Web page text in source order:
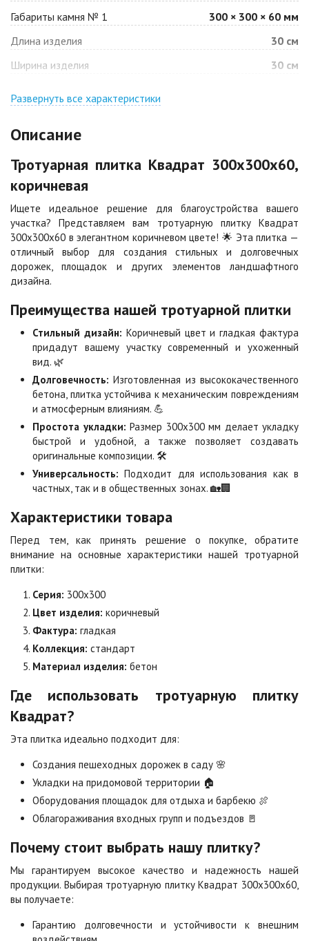
Барселона
Цена по запросу
Белая
Цена по запросу
Цена по запросу
Цена по запросу Цена по запросу
Каир
Цена по запросу
Кармен
Цена по запросу
Клинкер Конго
Коричневая
Цена по запросу
Красная
Цена по запросу
Листопад
Цена по запросу
Меланж
Мокко
Цена по запросу
Оранжевая
Цена по запросу
Цена по запросу
Сахара
Цена по запросу
Серо-белая
Цена по запросу
Сомон
Цена по запросу
Степь
Цена по запросу
Стоун Хаски
Черная
Цена по запросу
Черно-белая
Цена по запросу
Габариты камня № 1
300 × 300 × 60 мм
Длина изделия
30 см
Ширина изделия
30 см
Развернуть все характеристики
Описание
Тротуарная плитка Квадрат 300х300х60,
коричневая
Ищете идеальное решение для благоустройства вашего
участка? Представляем вам тротуарную плитку Квадрат
300х300х60 в элегантном коричневом цвете! 🌟 Эта плитка —
отличный выбор для создания стильных и долговечных
дорожек, площадок и других элементов ландшафтного
дизайна.
Преимущества нашей тротуарной плитки
Стильный дизайн: Коричневый цвет и гладкая фактура
придадут вашему участку современный и ухоженный
вид. 🌿
Долговечность: Изготовленная из высококачественного
бетона, плитка устойчива к механическим повреждениям
и атмосферным влияниям. 💪
Простота укладки: Размер 300х300 мм делает укладку
быстрой и удобной, а также позволяет создавать
оригинальные композиции. 🛠️
Универсальность: Подходит для использования как в
частных, так и в общественных зонах. 🏡🏢
Характеристики товара
Перед тем, как принять решение о покупке, обратите
внимание на основные характеристики нашей тротуарной
плитки:
Серия: 300х300
Цвет изделия: коричневый
Фактура: гладкая
Коллекция: стандарт
Материал изделия: бетон
Где использовать тротуарную плитку
Квадрат?
Эта плитка идеально подходит для:
Создания пешеходных дорожек в саду 🌸
Укладки на придомовой территории 🏠
Оборудования площадок для отдыха и барбекю 🍖
Облагораживания входных групп и подъездов 🚪
Почему стоит выбрать нашу плитку?
Мы гарантируем высокое качество и надежность нашей
продукции. Выбирая тротуарную плитку Квадрат 300х300х60,
вы получаете:
Гарантию долговечности и устойчивости к внешним